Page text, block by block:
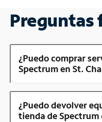
Preguntas
¿Puedo comprar
Spectrum en St.
¿Puedo devolver
tienda de Spectrum